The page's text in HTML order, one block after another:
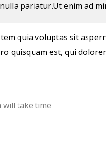
pariatur.Ut enim ad
quia voluptas sit
quisquam est, qui
will take time